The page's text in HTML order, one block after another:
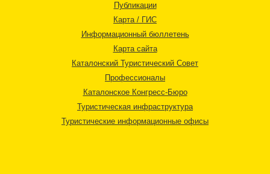
Публикации
Карта / ГИС
Информационный бюллетень
Карта сайта
Каталонский Туристический Совет
Профессионалы
Каталонское Конгресс-Бюро
Туристическая инфраструктура
Туристические информационные офисы